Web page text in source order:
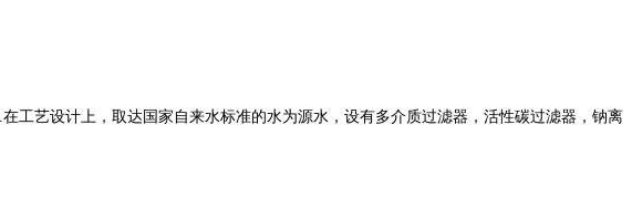
工艺设计上，取达国家自来水标准的水为源水，设有多介质过滤器，活性碳过滤器，钠离